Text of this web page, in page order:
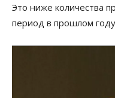
Это ниже количества
период в прошлом